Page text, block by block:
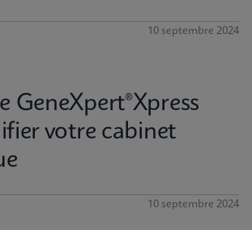
10 septembre 2024
GeneXpert®Xpress
votre cabinet
10 septembre 2024